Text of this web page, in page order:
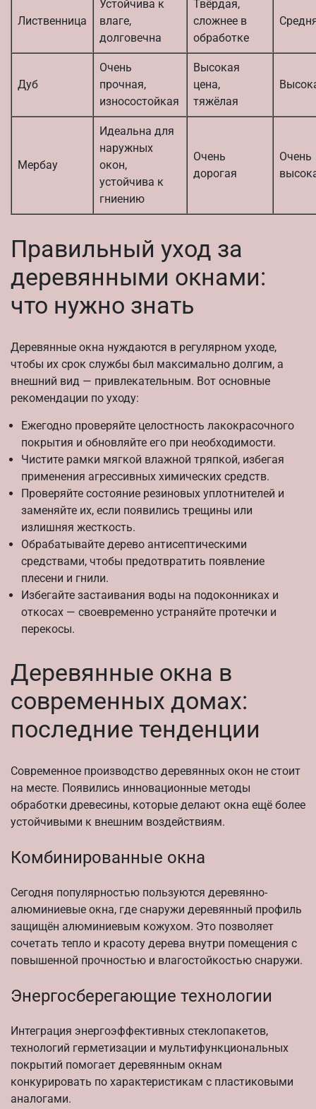
Лиственница
Устойчива к
влаге,
долговечна
Твёрдая,
сложнее в
обработке
Дуб
Очень
прочная,
износостойкая
Высокая
цена,
тяжёлая
Мербау
Идеальна для
наружных
окон,
устойчива к
гниению
Очень
дорогая
Очень
Правильный уход за
деревянными окнами:
что нужно знать
Деревянные окна нуждаются в регулярном уходе,
чтобы их срок службы был максимально долгим, а
внешний вид — привлекательным. Вот основные
рекомендации по уходу:
Ежегодно проверяйте целостность лакокрасочного
покрытия и обновляйте его при необходимости.
Чистите рамки мягкой влажной тряпкой, избегая
применения агрессивных химических средств.
Проверяйте состояние резиновых уплотнителей и
заменяйте их, если появились трещины или
излишняя жесткость.
Обрабатывайте дерево антисептическими
средствами, чтобы предотвратить появление
плесени и гнили.
Избегайте застаивания воды на подоконниках и
откосах — своевременно устраняйте протечки и
перекосы.
Деревянные окна в
современных домах:
последние тенденции
Современное производство деревянных окон не стоит
на месте. Появились инновационные методы
обработки древесины, которые делают окна ещё более
устойчивыми к внешним воздействиям.
Комбинированные окна
Сегодня популярностью пользуются деревянно-
алюминиевые окна, где снаружи деревянный профиль
защищён алюминиевым кожухом. Это позволяет
сочетать тепло и красоту дерева внутри помещения с
повышенной прочностью и влагостойкостью снаружи.
Энергосберегающие технологии
Интеграция энергоэффективных стеклопакетов,
технологий герметизации и мультифункциональных
покрытий помогает деревянным окнам
конкурировать по характеристикам с пластиковыми
аналогами.